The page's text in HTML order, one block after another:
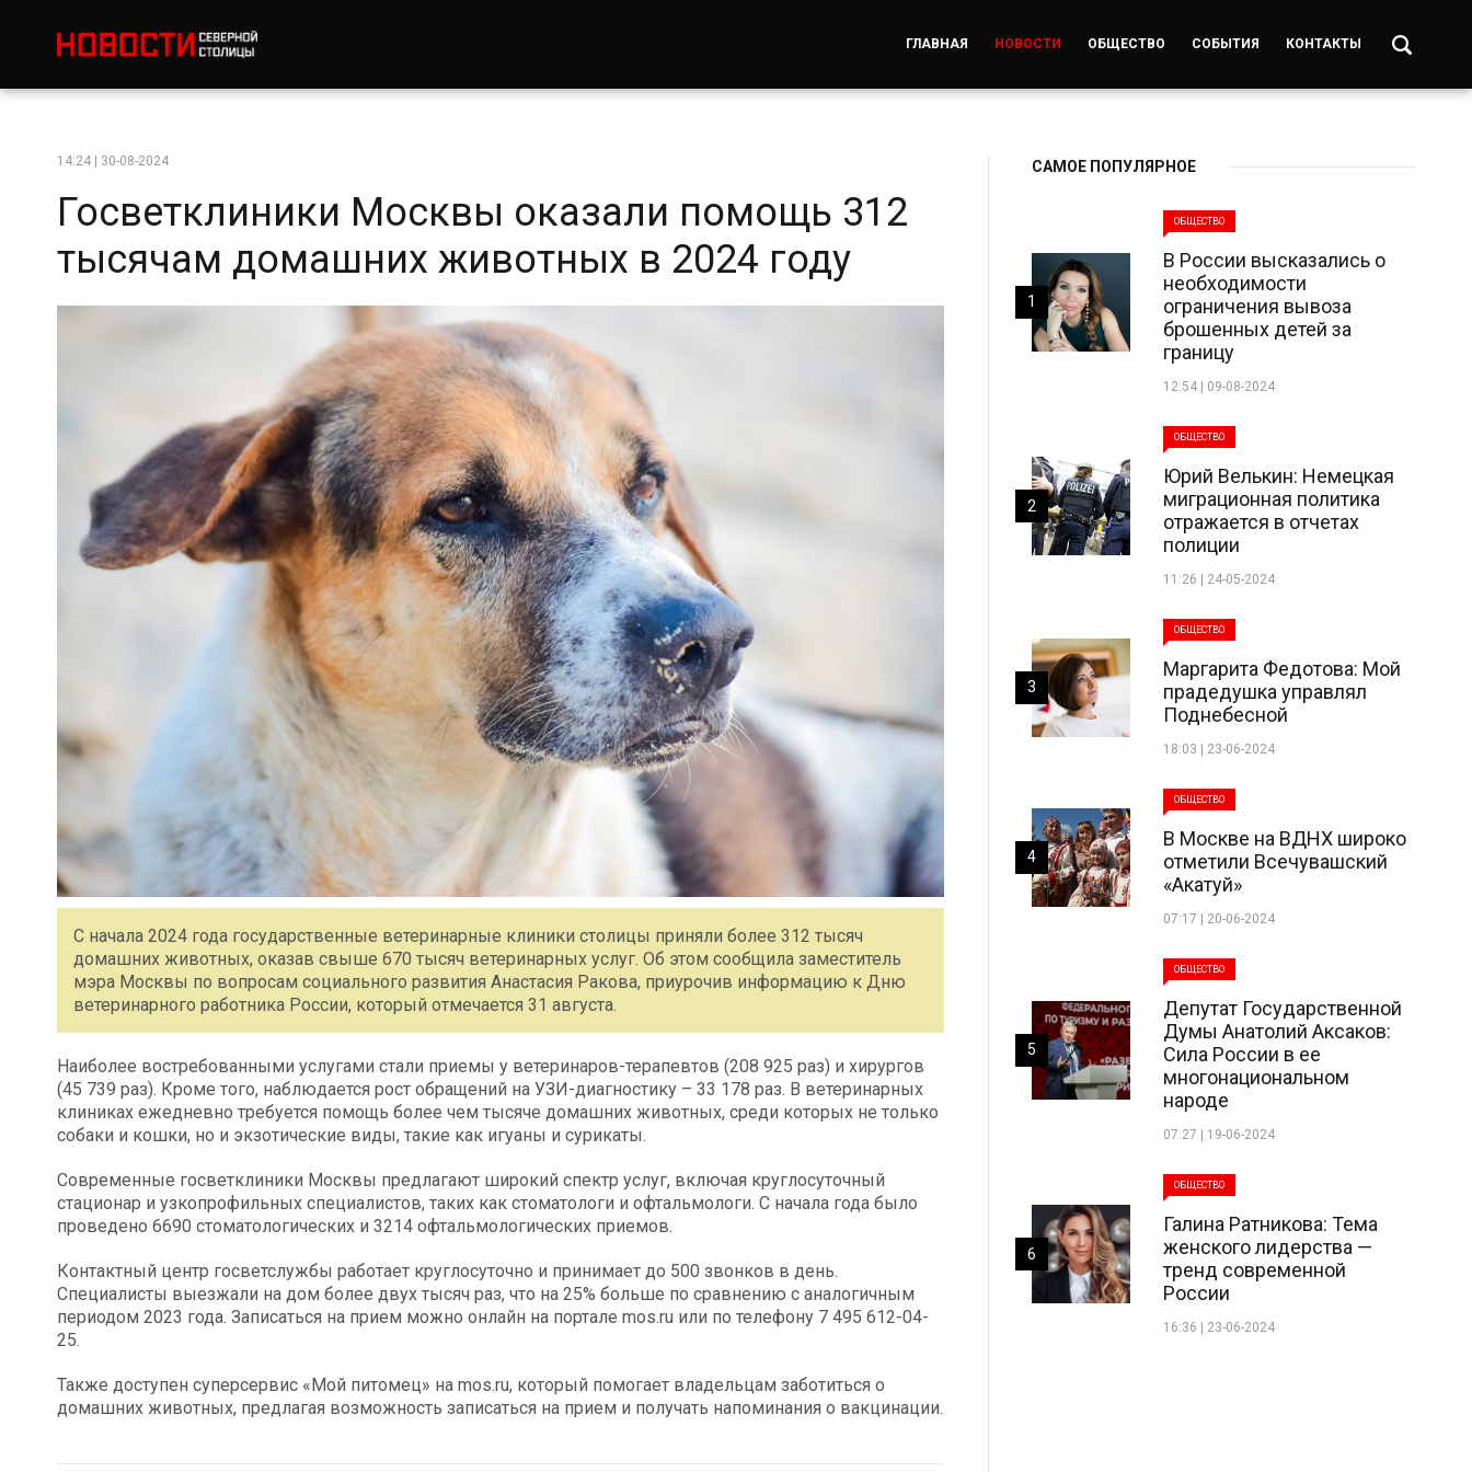
ГЛАВНАЯ НОВОСТИ ОБЩЕСТВО СОБЫТИЯ КОНТАКТЫ
14:24 | 30-08-2024
Госветклиники Москвы оказали помощь 312
тысячам домашних животных в 2024 году
С начала 2024 года государственные ветеринарные клиники столицы приняли более 312 тысяч
домашних животных, оказав свыше 670 тысяч ветеринарных услуг. Об этом сообщила заместитель
мэра Москвы по вопросам социального развития Анастасия Ракова, приурочив информацию к Дню
ветеринарного работника России, который отмечается 31 августа.
Наиболее востребованными услугами стали приемы у ветеринаров-терапевтов (208 925 раз) и хирургов
(45 739 раз). Кроме того, наблюдается рост обращений на УЗИ-диагностику – 33 178 раз. В ветеринарных
клиниках ежедневно требуется помощь более чем тысяче домашних животных, среди которых не только
собаки и кошки, но и экзотические виды, такие как игуаны и сурикаты.
Современные госветклиники Москвы предлагают широкий спектр услуг, включая круглосуточный
стационар и узкопрофильных специалистов, таких как стоматологи и офтальмологи. С начала года было
проведено 6690 стоматологических и 3214 офтальмологических приемов.
Контактный центр госветслужбы работает круглосуточно и принимает до 500 звонков в день.
Специалисты выезжали на дом более двух тысяч раз, что на 25% больше по сравнению с аналогичным
периодом 2023 года. Записаться на прием можно онлайн на портале mos.ru или по телефону 7 495 612-04-
25.
Также доступен суперсервис «Мой питомец» на mos.ru, который помогает владельцам заботиться о
домашних животных, предлагая возможность записаться на прием и получать напоминания о вакцинации.
САМОЕ ПОПУЛЯРНОЕ
ОБЩЕСТВО
В России высказались о
необходимости
ограничения вывоза
брошенных детей за
границу
12:54 | 09-08-2024
1
ОБЩЕСТВО
Юрий Велькин: Немецкая
миграционная политика
отражается в отчетах
полиции
11:26 | 24-05-2024
2
ОБЩЕСТВО
Маргарита Федотова: Мой
прадедушка управлял
Поднебесной
18:03 | 23-06-2024
3
ОБЩЕСТВО
В Москве на ВДНХ широко
отметили Всечувашский
«Акатуй»
07:17 | 20-06-2024
4
ОБЩЕСТВО
Депутат Государственной
Думы Анатолий Аксаков:
Сила России в ее
многонациональном
народе
07:27 | 19-06-2024
5
ОБЩЕСТВО
Галина Ратникова: Тема
женского лидерства —
тренд современной
России
16:36 | 23-06-2024
6